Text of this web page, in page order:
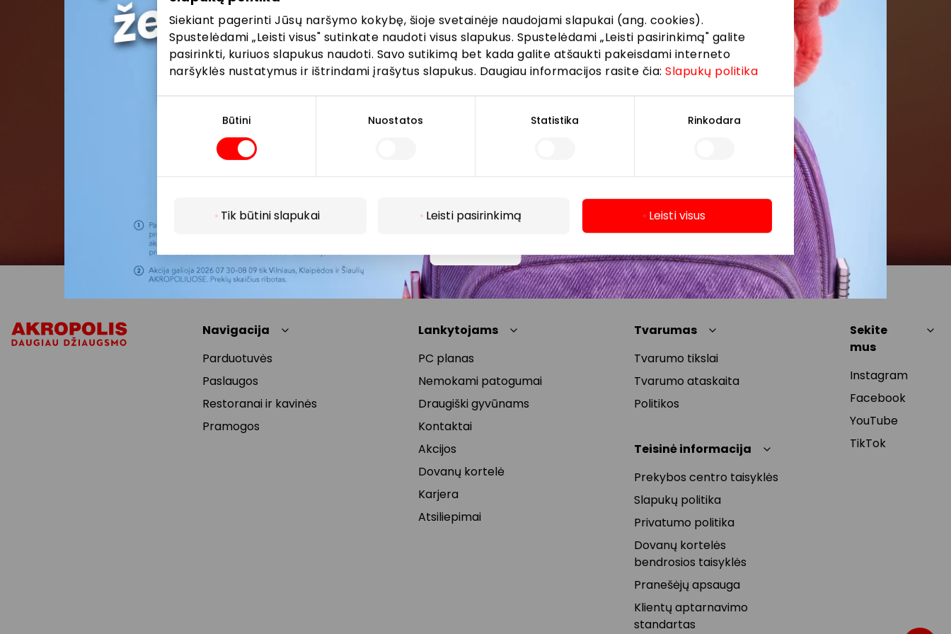
Siekiant pagerinti Jūsų naršymo kokybę, šioje svetainėje naudojami slapukai (ang. cookies).
Spustelėdami „Leisti visus" sutinkate naudoti visus slapukus. Spustelėdami „Leisti pasirinkimą" galite
pasirinkti, kuriuos slapukus naudoti. Savo sutikimą bet kada galite atšaukti pakeisdami interneto
naršyklės nustatymus ir ištrindami įrašytus slapukus. Daugiau informacijos rasite čia:Slapukų politika
Būtini Nuostatos Statistika Rinkodara
Tik būtini slapukai Leisti pasirinkimą Leisti visus
Prenumeruoti
Spustelėdamas „Prenumeruoti“ sutinki gauti PPC
AKROPOLIS naujienas. Dėl to AKROPOLIS GROUP,
Navigacija
Parduotuvės
Paslaugos
Restoranai ir kavinės
Pramogos
Lankytojams
PC planas
Nemokami patogumai
Draugiški gyvūnams
Kontaktai
Akcijos
Dovanų kortelė
Karjera
Atsiliepimai
Tvarumas
Tvarumo tikslai
Tvarumo ataskaita
Politikos
Teisinė informacija
Prekybos centro taisyklės
Slapukų politika
Privatumo politika
Dovanų kortelės
bendrosios taisyklės
Pranešėjų apsauga
Klientų aptarnavimo
standartas
Sekite
mus
Instagram
Facebook
YouTube
TikTok